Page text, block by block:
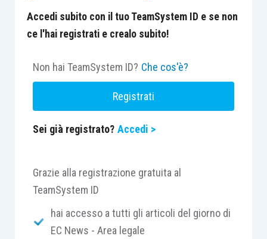
Accedi subito con il tuo TeamSystem ID e se non
ce l'hai registrati e crealo subito!
Non hai TeamSystem ID? Che cos'è?
Registrati
Sei già registrato? Accedi >
Grazie alla registrazione gratuita al
TeamSystem ID
hai accesso a tutti gli articoli del giorno di
EC News - Area legale